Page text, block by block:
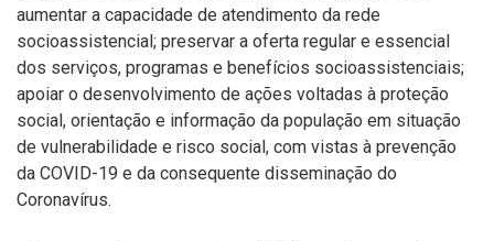
aumentar a capacidade de atendimento da rede
socioassistencial; preservar a oferta regular e essencial
dos serviços, programas e benefícios socioassistenciais;
apoiar o desenvolvimento de ações voltadas à proteção
social, orientação e informação da população em situação
de vulnerabilidade e risco social, com vistas à prevenção
da COVID-19 e da consequente disseminação do
Coronavírus.